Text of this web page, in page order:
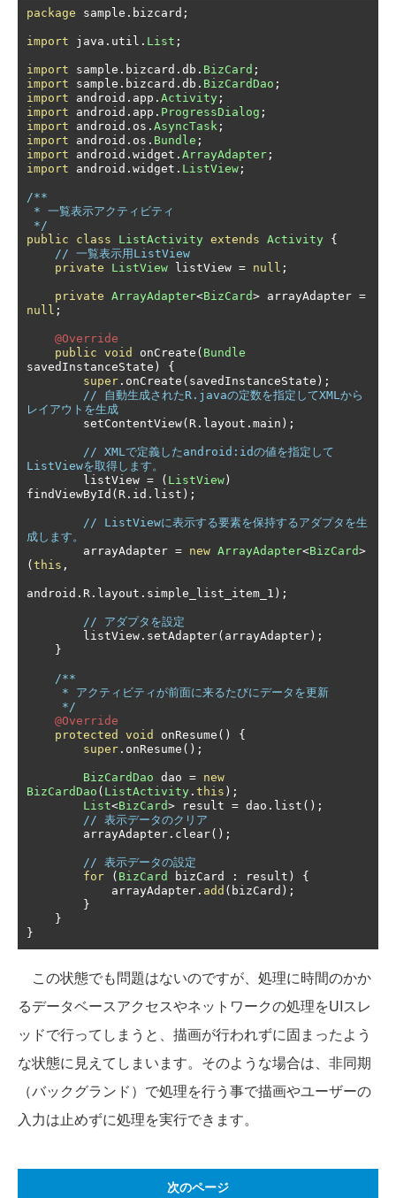
package sample . bizcard ;
import java . util . List ;
import sample . bizcard . db . BizCard ;
import sample . bizcard . db . BizCardDao ;
import android . app . Activity ;
import android . app . ProgressDialog ;
import android . os . AsyncTask ;
import android . os . Bundle ;
import android . widget . ArrayAdapter ;
import android . widget . ListView ;
/**
*/
public
class ListActivity extends Activity {
// 一覧表示用ListView
private
ListView listView = null ;
private ArrayAdapter<BizCard> arrayAdapter =
null ;
@Override
public void onCreate ( Bundle
savedInstanceState )
{
super . onCreate ( savedInstanceState );
// 自動生成されたR.javaの定数を指定してXMLから
レイアウトを生成
        setContentView
( R . layout . main );
// XMLで定義したandroid:idの値を指定して
ListViewを取得します。
        listView
= ( ListView )
findViewById ( R . id . list );
// ListViewに表示する要素を保持するアダプタを生
成します。
        arrayAdapter
= new ArrayAdapter<BizCard>
( this ,
android . R . layout . simple_list_item_1 );
// アダプタを設定
        listView
. setAdapter( arrayAdapter );
}
/**
     */
@Override
protected
void onResume ()
{
super . onResume ();
BizCardDao dao = new
BizCardDao ( ListActivity . this );
List<BizCard> result = dao . list ();
// 表示データのクリア
        arrayAdapter
. clear();
// 表示データの設定
for
( BizCard bizCard : result )
{
            arrayAdapter
. add ( bizCard );
}
}
}
この状態でも問題はないのですが、処理に時間のかか
るデータベースアクセスやネットワークの処理をUIスレ
ッドで行ってしまうと、描画が行われずに固まったよう
な状態に見えてしまいます。そのような場合は、非同期
（バックグランド）で処理を行う事で描画やユーザーの
入力は止めずに処理を実行できます。
次のページ